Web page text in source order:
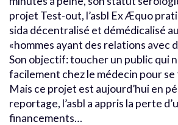
projet Test-out, l’asbl Ex Æquo
sida décentralisé et démédicalisé
«hommes ayant des relations avec
Son objectif: toucher un public qui
facilement chez le médecin pour
Mais ce projet est aujourd’hui en
reportage, l’asbl a appris la perte
financements…